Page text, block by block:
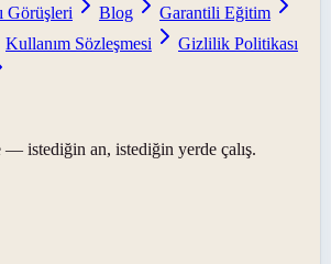
Görüşleri Blog
Garantili Eğitim
Kullanım Sözleşmesi
Gizlilik Politikası
— istediğin an, istediğin yerde çalış.